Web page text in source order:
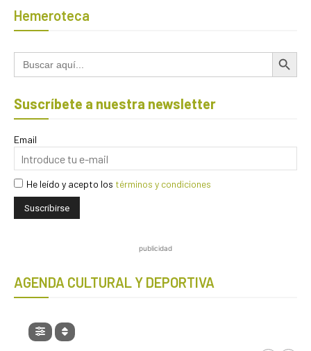
Hemeroteca
Buscar: Botón de
Suscríbete a nuestra newsletter
Email
He leído y acepto los términos y condiciones
publicidad
AGENDA CULTURAL Y DEPORTIVA